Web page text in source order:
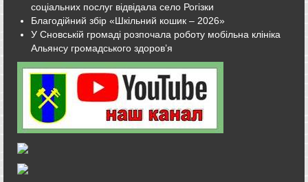
соціальних послуг відвідала село Рогізки
Благодійний збір «Шкільний кошик – 2026»
У Сновській громаді розпочала роботу мобільна клініка
Альянсу громадського здоров’я